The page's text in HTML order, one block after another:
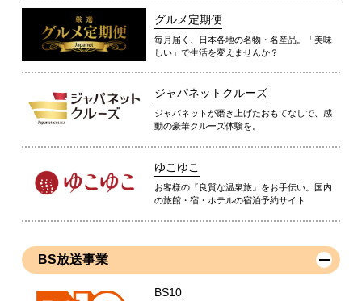
グルメ定期便
毎月届く、日本各地の名物・名産品。「美味
しい」で生活を変えませんか？
ジャパネットクルーズ
ジャパネットが磨き上げたおもてなしで、感
動の豪華クルーズ体験を。
ゆこゆこ
お客様の『良質な温泉旅』をお手伝い。国内
の旅館・宿・ホテルの宿泊予約サイト
BS放送事業
BS10